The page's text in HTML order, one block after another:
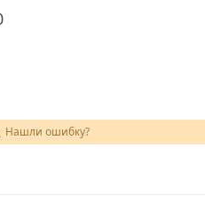
Нашли ошибку?